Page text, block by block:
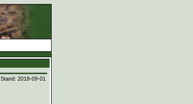
Stand: 2018-09-01